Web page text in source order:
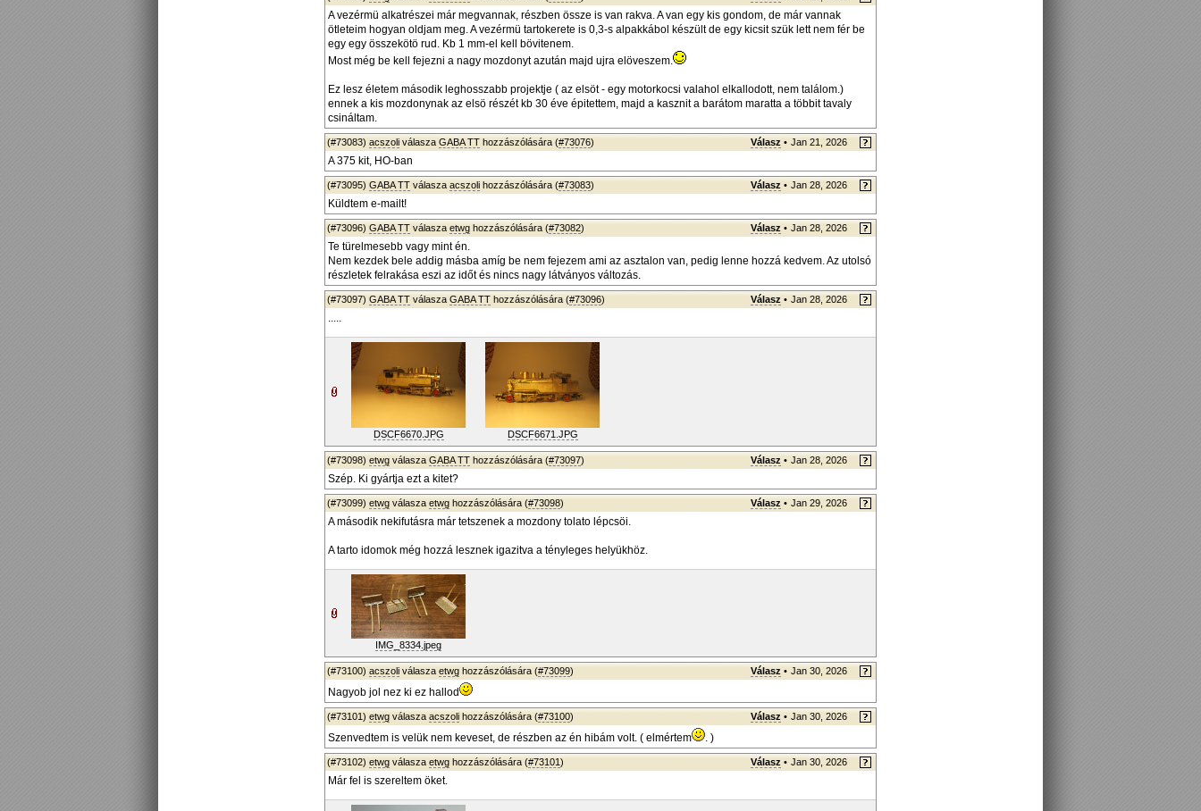
A vezérmü alkatrészei már megvannak, részben össze is van rakva. A van egy kis gondom, de már vannak
ötleteim hogyan oldjam meg. A vezérmü tartokerete is 0,3-s alpakkábol készült de egy kicsit szük lett nem fér be
egy egy összekötö rud. Kb 1 mm-el kell bövitenem.
Most még be kell fejezni a nagy mozdonyt azután majd ujra elöveszem.
Ez lesz életem második leghosszabb projektje ( az elsöt - egy motorkocsi valahol elkallodott, nem találom.)
ennek a kis mozdonynak az elsö részét kb 30 éve épitettem, majd a kasznit a barátom maratta a többit tavaly
csináltam.
(#73083) acszoli válasza GABA TT hozzászólására (#73076) Válasz • Jan 21, 2026
A 375 kit, HO-ban
(#73095) GABA TT válasza acszoli hozzászólására (#73083) Válasz • Jan 28, 2026
Küldtem e-mailt!
(#73096) GABA TT válasza etwg hozzászólására (#73082) Válasz • Jan 28, 2026
Te türelmesebb vagy mint én.
Nem kezdek bele addig másba amíg be nem fejezem ami az asztalon van, pedig lenne hozzá kedvem. Az utolsó
részletek felrakása eszi az időt és nincs nagy látványos változás.
(#73097) GABA TT válasza GABA TT hozzászólására (#73096) Válasz • Jan 28, 2026
.....
DSCF6670.JPG DSCF6671.JPG
(#73098) etwg válasza GABA TT hozzászólására (#73097) Válasz • Jan 28, 2026
Szép. Ki gyártja ezt a kitet?
(#73099) etwg válasza etwg hozzászólására (#73098) Válasz • Jan 29, 2026
A második nekifutásra már tetszenek a mozdony tolato lépcsöi.
A tarto idomok még hozzá lesznek igazitva a tényleges helyükhöz.
IMG_8334.jpeg
(#73100) acszoli válasza etwg hozzászólására (#73099) Válasz • Jan 30, 2026
Nagyob jol nez ki ez hallod
(#73101) etwg válasza acszoli hozzászólására (#73100) Válasz • Jan 30, 2026
Szenvedtem is velük nem keveset, de részben az én hibám volt. ( elmértem . )
(#73102) etwg válasza etwg hozzászólására (#73101) Válasz • Jan 30, 2026
Már fel is szereltem öket.